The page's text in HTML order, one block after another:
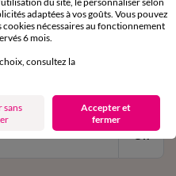
à la newsletter
Ok
adaptées à vos goûts. Vous pouvez
cookies nécessaires au fonctionnement
6 mois.
consultez la
sans
Accepter et
fermer